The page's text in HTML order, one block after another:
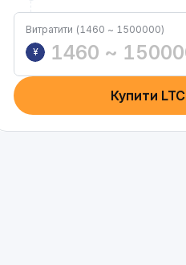
Витратити (1460 ~ 1500000)
¥
Купити LTC